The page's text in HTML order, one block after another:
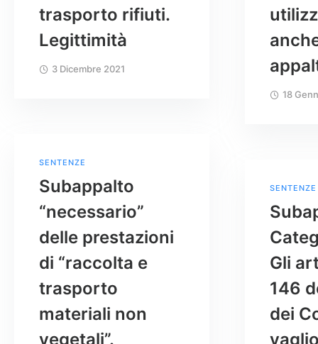
trasporto rifiuti.
Legittimità
3 Dicembre 2021
18
SENTENZE
Subappalto
“necessario”
delle prestazioni
di “raccolta e
trasporto
materiali non
vegetali”.
SENTENZE
Gli
146
dei